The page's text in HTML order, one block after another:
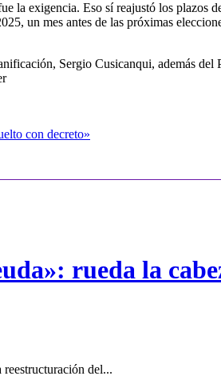
la exigencia. Eso sí reajustó los plazos
un mes antes de las próximas
Sergio Cusicanqui, además del
con decreto»
rueda la
del...